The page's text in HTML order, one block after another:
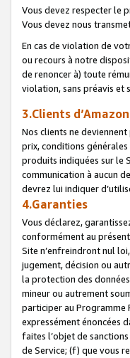
Vous devez respecter le
Vous devez nous
En cas de violation de
ou recours à notre
de renoncer à) toute
violation, sans préavis et
3.Clients d’Amazon
Nos clients ne
prix, conditions
produits indiquées sur le
communication à aucun
devrez lui indiquer
4.Garanties
Vous déclarez,
conformément au
Site n’enfreindront nul
jugement, décision ou
la protection des
mineur ou autrement
participer au Programme
expressément énoncées
faites l’objet de
de Service; (f) que vous